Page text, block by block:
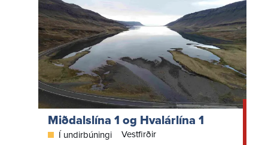
Miðdalslína 1 og Hvalárlína 1
Í undirbúningi Vestfirðir